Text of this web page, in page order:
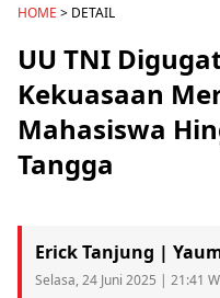
HOME > DETAIL
UU TNI
Kekuasaan
Mahasiswa
Tangga
Erick Tanjung |
Selasa, 24 Juni 2025 | 21:41